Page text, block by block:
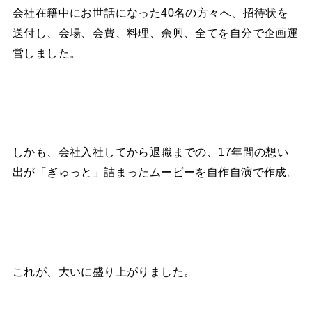
会社在籍中にお世話になった40名の方々へ、招待状を
送付し、会場、会費、料理、余興、全てを自分で企画運
営しました。
しかも、会社入社してから退職までの、17年間の想い
出が「ぎゅっと」詰まったムービーを自作自演で作成。
これが、大いに盛り上がりました。